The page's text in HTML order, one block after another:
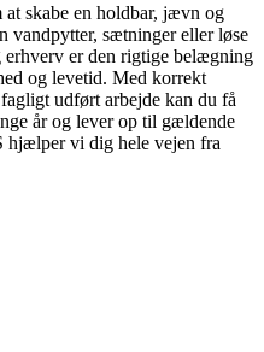
skabe en holdbar, jævn og
vandpytter, sætninger eller løse
erhverv er den rigtige belægning
og levetid. Med korrekt
udført arbejde kan du få
år og lever op til gældende
vi dig hele vejen fra